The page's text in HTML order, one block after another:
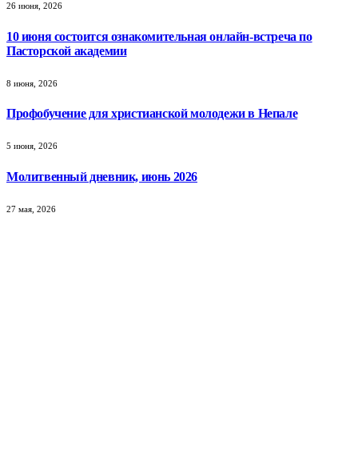
26 июня, 2026
10 июня состоится ознакомительная онлайн-встреча по
Пасторской академии
8 июня, 2026
Профобучение для христианской молодежи в Непале
5 июня, 2026
Молитвенный дневник, июнь 2026
27 мая, 2026